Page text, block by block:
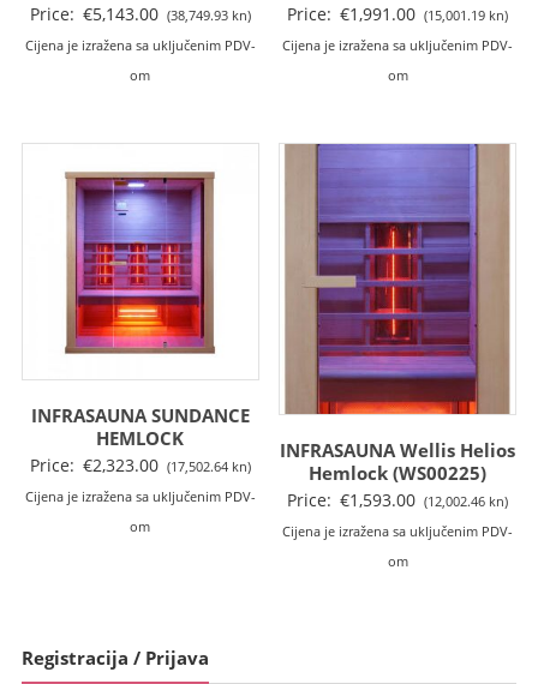
Price: €5,143.00 (38,749.93 kn)
Cijena je izražena sa uključenim PDV-
om
Price: €1,991.00 (15,001.19 kn)
Cijena je izražena sa uključenim PDV-
om
INFRASAUNA SUNDANCE
HEMLOCK
Price: €2,323.00 (17,502.64 kn)
Cijena je izražena sa uključenim PDV-
om
INFRASAUNA Wellis Helios
Hemlock (WS00225)
Price: €1,593.00 (12,002.46 kn)
Cijena je izražena sa uključenim PDV-
om
Registracija / Prijava